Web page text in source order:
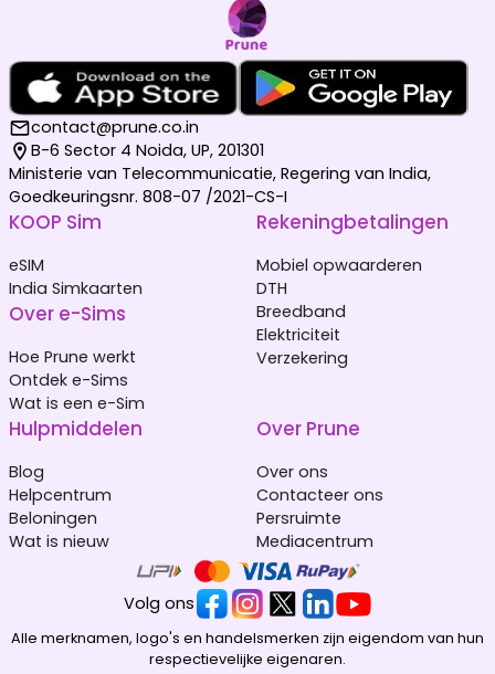
contact@prune.co.in
B-6 Sector 4 Noida, UP, 201301
Ministerie van Telecommunicatie, Regering van India,
Goedkeuringsnr. 808-07 /2021-CS-I
KOOP Sim
eSIM
India Simkaarten
Over e-Sims
Hoe Prune werkt
Ontdek e-Sims
Wat is een e-Sim
Rekeningbetalingen
Mobiel opwaarderen
DTH
Breedband
Elektriciteit
Verzekering
Hulpmiddelen
Blog
Helpcentrum
Beloningen
Wat is nieuw
Over Prune
Over ons
Contacteer ons
Persruimte
Mediacentrum
Volg ons
Alle merknamen, logo's en handelsmerken zijn eigendom van hun
respectievelijke eigenaren.